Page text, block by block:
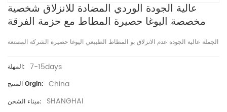
عالية الجودة الوردي المضادة للانزلاق شخصية
مخصصة اليوغا حصيرة المطاط مع حزمة الفرقة
الجملة عالية الجودة عدم الانزلاق بو المطاط الطبيعي اليوغا حصيرة الشركة المصنعة
المهلة: 7-15days
المنتج Orgin: China
ميناء الشحن: SHANGHAI